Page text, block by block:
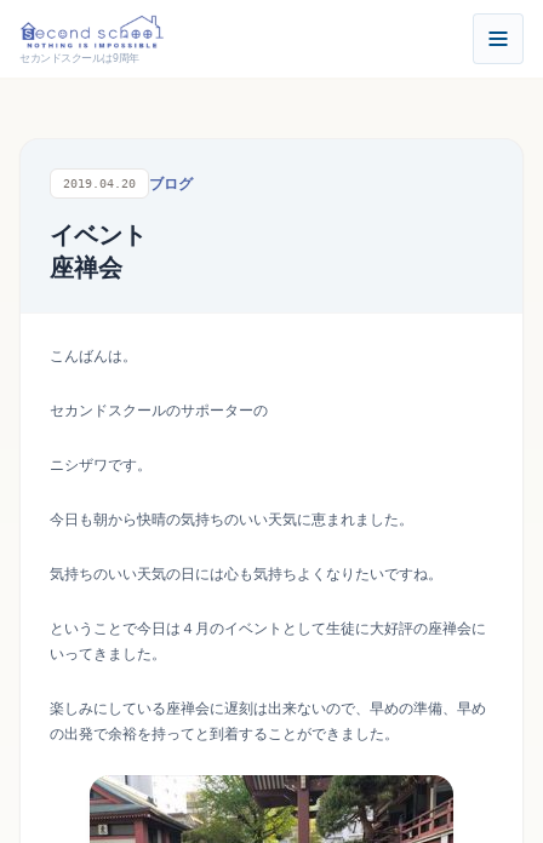
セカンドスクールは9周年
2019.04.20 ブログ
イベント
座禅会
こんばんは。
セカンドスクールのサポーターの
ニシザワです。
今日も朝から快晴の気持ちのいい天気に恵まれました。
気持ちのいい天気の日には心も気持ちよくなりたいですね。
ということで今日は４月のイベントとして生徒に大好評の座禅会に
いってきました。
楽しみにしている座禅会に遅刻は出来ないので、早めの準備、早め
の出発で余裕を持ってと到着することができました。